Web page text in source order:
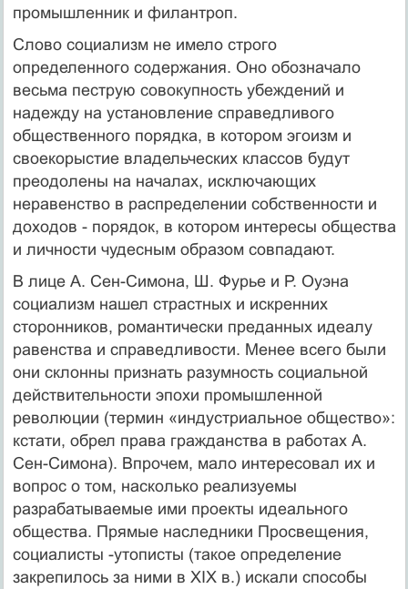
промышленник и филантроп.
Слово социализм не имело строго
определенного содержания. Оно обозначало
весьма пеструю совокупность убеждений и
надежду на установление справедливого
общественного порядка, в котором эгоизм и
своекорыстие владельческих классов будут
преодолены на началах, исключающих
неравенство в распределении собственности и
доходов - порядок, в котором интересы общества
и личности чудесным образом совпадают.
В лице А. Сен-Симона, Ш. Фурье и Р. Оуэна
социализм нашел страстных и искренних
сторонников, романтически преданных идеалу
равенства и справедливости. Менее всего были
они склонны признать разумность социальной
действительности эпохи промышленной
революции (термин «индустриальное общество»:
кстати, обрел права гражданства в работах А.
Сен-Симона). Впрочем, мало интересовал их и
вопрос о том, насколько реализуемы
разрабатываемые ими проекты идеального
общества. Прямые наследники Просвещения,
социалисты -утописты (такое определение
закрепилось за ними в XIX в.) искали способы